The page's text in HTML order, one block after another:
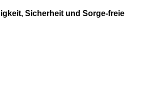
Sicherheit und Sorge-freie